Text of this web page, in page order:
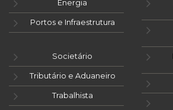
Energia
Portos e Infraestrutura
Societário
Tributário e Aduaneiro
Trabalhista